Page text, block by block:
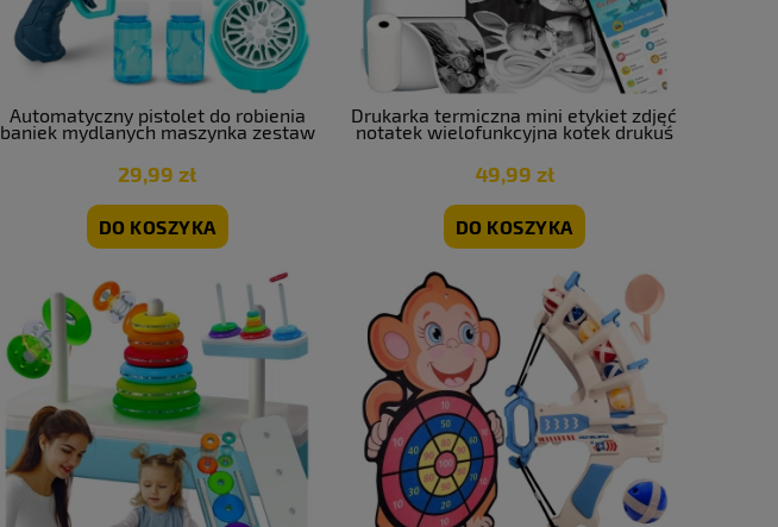
Automatyczny pistolet do robienia
baniek mydlanych maszynka zestaw
2 x płyn
29,99 zł
DO KOSZYKA
Drukarka termiczna mini etykiet zdjęć
notatek wielofunkcyjna kotek drukuś
49,99 zł
DO KOSZYKA